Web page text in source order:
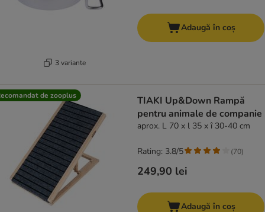
3 variante
Adaugă în coș
de zooplus
TIAKI Up&Down Rampă
pentru animale de companie
aprox. L 70 x l 35 x î 30-40 cm
249,90 lei
Rating: 3.8/5 (70)
Adaugă în coș